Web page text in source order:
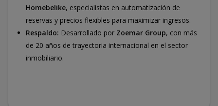
Homebelike, especialistas en automatización de
reservas y precios flexibles para maximizar ingresos.
Respaldo: Desarrollado por Zoemar Group, con más
de 20 años de trayectoria internacional en el sector
inmobiliario.